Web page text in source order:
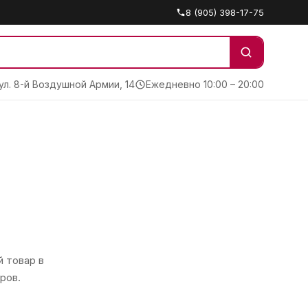
8 (905) 398-17-75
8-й Воздушной Армии, 14 Ежедневно 10:00 – 20:00
товар в